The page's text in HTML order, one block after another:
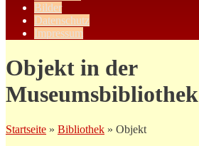
Bilder
Datenschutz
Impressum
Objekt in der
Museumsbibliothek
Startseite » Bibliothek » Objekt